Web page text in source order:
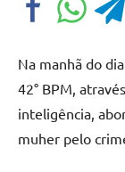
Na manhã do
42° BPM,
inteligência,
muher pelo